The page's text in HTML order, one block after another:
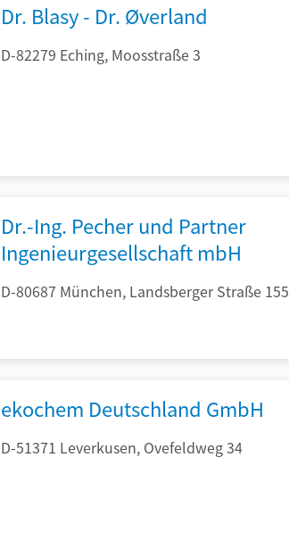
Dr. Blasy - Dr. Øverland
D-82279 Eching, Moosstraße 3
Dr.-Ing. Pecher und Partner
Ingenieurgesellschaft mbH
D-80687 München, Landsberger Straße 155
ekochem Deutschland GmbH
D-51371 Leverkusen, Ovefeldweg 34